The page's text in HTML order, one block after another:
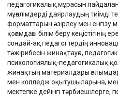
педагогикалық мұрасын
мұғалімдерді даярлаудың тиімді
форматтарын әзірлеу мен енгізу
қоғамдағы білім беру кеңістігінің
сондай-ақ педагогтердің
тәжірибесін жинақтауға,
психологиялық-педагогикалық
жинақтың материалдары
мен колледж оқытушыларына,
мектепке дейінгі тәрбиешілерге,